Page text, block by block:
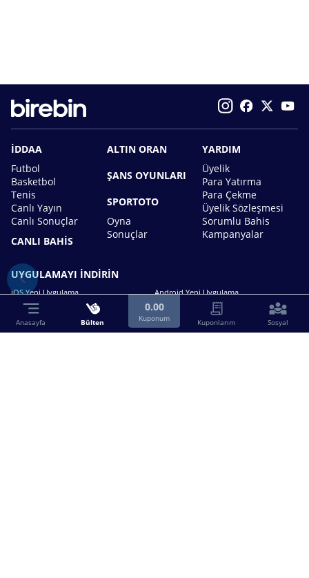
İDDAA
Futbol
Basketbol
Tenis
Canlı Yayın
Canlı Sonuçlar
CANLI BAHİS
ALTIN ORAN
ŞANS OYUNLARI
SPORTOTO
Oyna
Sonuçlar
YARDIM
Üyelik
Para Yatırma
Para Çekme
Üyelik Sözleşmesi
Sorumlu Bahis
Kampanyalar
UYGULAMAYI İNDİRİN
iOS Yeni Uygulama Android Yeni Uygulama
Anasayfa Bülten
0.00
Kuponum Kuponlarım Sosyal